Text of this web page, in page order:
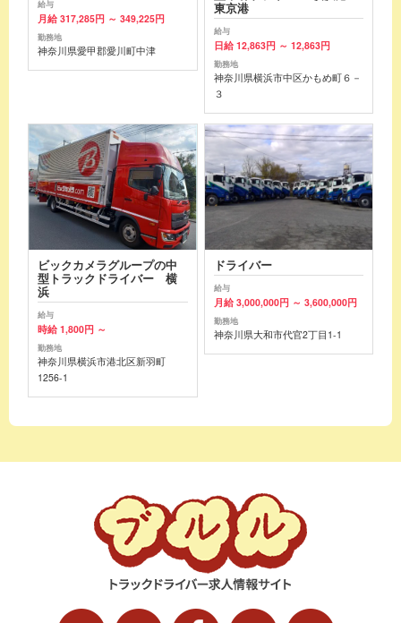
給与
月給 317,285円 ～ 349,225円
勤務地
神奈川県愛甲郡愛川町中津
東京港
給与
日給 12,863円 ～ 12,863円
勤務地
神奈川県横浜市中区かもめ町６－
３
ビックカメラグループの中
型トラックドライバー 横
浜
給与
時給 1,800円 ～
勤務地
神奈川県横浜市港北区新羽町
1256-1
ドライバー
給与
月給 3,000,000円 ～ 3,600,000円
勤務地
神奈川県大和市代官2丁目1-1